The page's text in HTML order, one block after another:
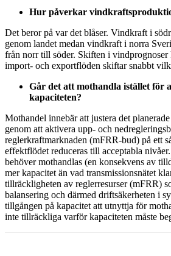
Hur påverkar
Det beror på var det blåser. Vindkraft i
genom landet medan vindkraft i norra
från norr till söder. Skiften i vindprognoser
import- och exportflöden skiftar snabbt
Går det att mothandla istället för
kapaciteten?
Mothandel innebär att justera det
genom att aktivera upp- och
reglerkraftmarknaden (mFRR-bud) på ett
effektflödet reduceras till acceptabla
behöver mothandlas (en konsekvens av
mer kapacitet än vad transmissionsnätet
tillräckligheten av reglerresurser (mFRR)
balansering och därmed driftsäkerheten i
tillgången på kapacitet att utnyttja för
inte tillräckliga varför kapaciteten måste